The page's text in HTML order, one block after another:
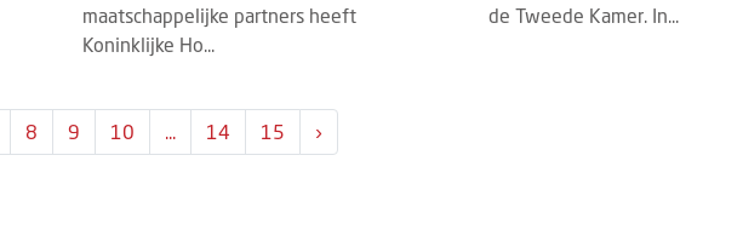
maatschappelijke partners heeft
Koninklijke Ho...
de Tweede Kamer. In...
8 9 10 ... 14 15 ›